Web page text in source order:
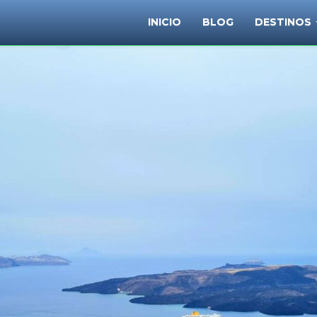
INICIO BLOG DESTINOS